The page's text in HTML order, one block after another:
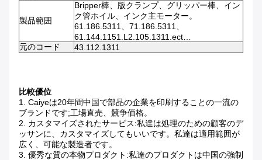
製品範囲
Bripper棒、版クランプ、グリッパー棒、イン
ク管ホイル、インク主モーター。
61.186.5311、71.186.5311、
61.144.1151.L2.105.1311.ect…
元のコード
43.112.1311
比較優位
1. Caiyeは20年間中国で部品の企業を印刷することの一流の
ブランドです;工場直売、競争価格。
2. カスタマイズされたサービス:私達は処理のための顧客のデ
ッサンに、カスタマイズしてもいいです。私達は適用範囲が
広く、可能な製造者です。
3. 優秀な質の本物プロダクト:私達のプロダクトは中国の強制